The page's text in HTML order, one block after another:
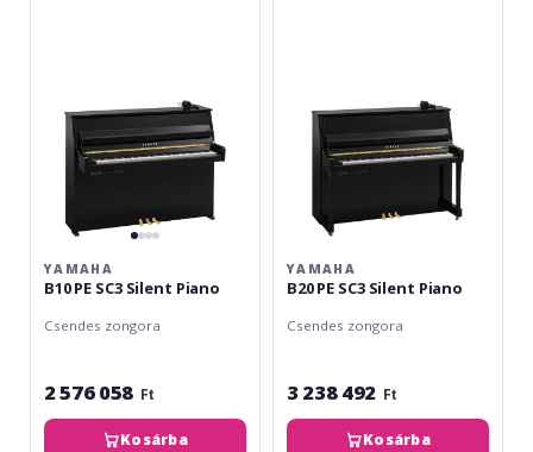
YAMAHA
B10 PE SC3 Silent Piano
Csendes zongora
2 576 058 Ft
Kosárba
YAMAHA
B20 PE SC3 Silent Piano
Csendes zongora
3 238 492 Ft
Kosárba